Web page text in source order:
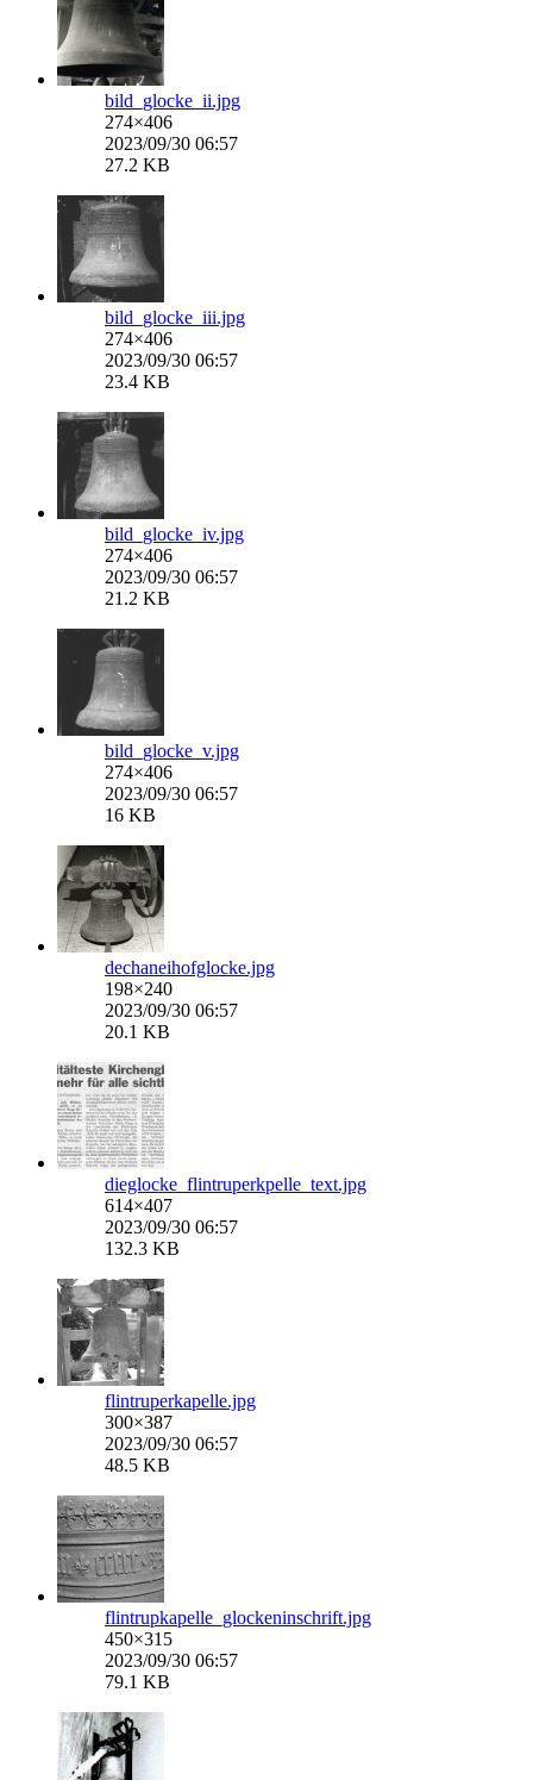
bild_glocke_ii.jpg
274×406
2023/09/30 06:57
27.2 KB
bild_glocke_iii.jpg
274×406
2023/09/30 06:57
23.4 KB
bild_glocke_iv.jpg
274×406
2023/09/30 06:57
21.2 KB
bild_glocke_v.jpg
274×406
2023/09/30 06:57
16 KB
dechaneihofglocke.jpg
198×240
2023/09/30 06:57
20.1 KB
dieglocke_flintruperkpelle_text.jpg
614×407
2023/09/30 06:57
132.3 KB
flintruperkapelle.jpg
300×387
2023/09/30 06:57
48.5 KB
flintrupkapelle_glockeninschrift.jpg
450×315
2023/09/30 06:57
79.1 KB